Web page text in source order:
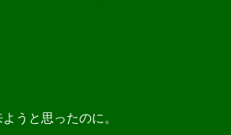
うと思ったのに。